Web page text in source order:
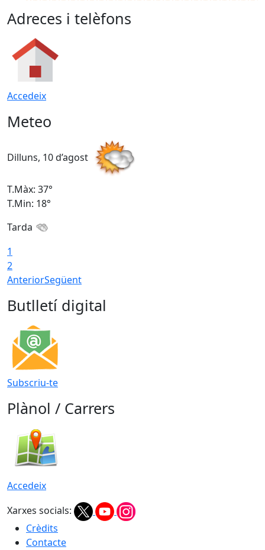
Adreces i telèfons
Accedeix
Meteo
Dilluns, 10 d’agost
T.Màx: 37°
T.Min: 18°
Tarda
1
2
AnteriorSegüent
Butlletí digital
Subscriu-te
Plànol / Carrers
Accedeix
Xarxes socials:
Crèdits
Contacte